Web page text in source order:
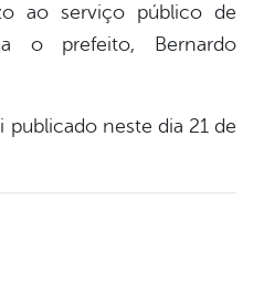
ao serviço público de
o prefeito, Bernardo
neste dia 21 de